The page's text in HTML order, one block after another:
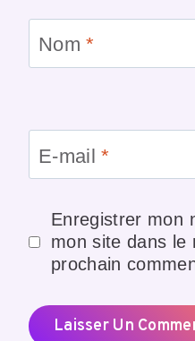
Nom*
E-mail*
Enregistrer mon
mon site dans le
prochain